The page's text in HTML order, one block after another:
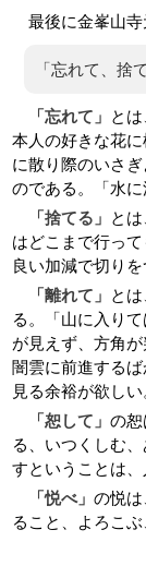
最後に金峯山寺
「忘れて、捨
「忘れて」
と
本人の好きな花
に散り際のいさ
のである。「水
「捨てる」
と
はどこまで行っ
良い加減で切りを
「離れて」
と
る。「山に入り
が見えず、方角
闇雲に前進する
見る余裕が欲しい
「恕して」の
る、いつくしむ
すということは
「悦べ」の悦
ること、よろこ